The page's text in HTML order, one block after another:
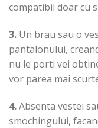
compatibil doar cu
3. Un brau sau o
pantalonului,
nu le porti vei
vor parea mai
4.Absenta vestei
smochingului,